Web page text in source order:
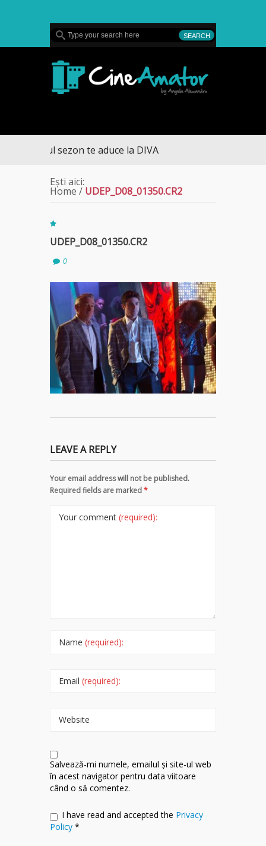
– ultimul sezon te aduce la DIVA
Ești aici:
Home / UDEP_D08_01350.CR2
UDEP_D08_01350.CR2
0
LEAVE A REPLY
Your email address will not be published.
Required fields are marked*
Your comment (required):
Name (required):
Email (required):
Website
Salvează-mi numele, emailul și site-ul web
în acest navigator pentru data viitoare
când o să comentez.
I have read and accepted the Privacy
Policy *